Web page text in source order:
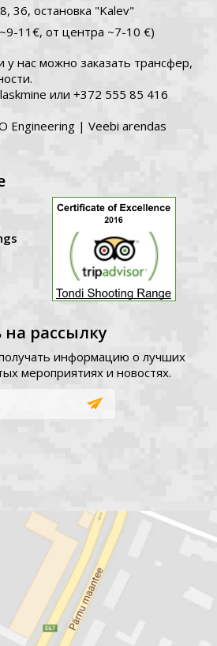
36, остановка "Kalev"
11€, от центра ~7-10 €)
нас можно заказать трансфер,
или +372 555 85 416
Engineering | Veebi arendas
рассылку
информацию о лучших
мероприятиях и новостях.